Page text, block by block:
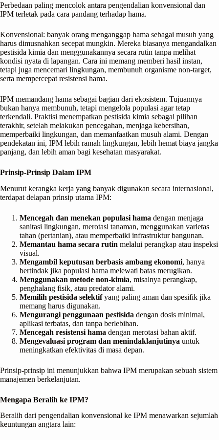
Perbedaan paling mencolok antara pengendalian konvensional dan
IPM terletak pada cara pandang terhadap hama.
Konvensional: banyak orang menganggap hama sebagai musuh yang
harus dimusnahkan secepat mungkin. Mereka biasanya mengandalkan
pestisida kimia dan menggunakannya secara rutin tanpa melihat
kondisi nyata di lapangan. Cara ini memang memberi hasil instan,
tetapi juga mencemari lingkungan, membunuh organisme non-target,
serta mempercepat resistensi hama.
IPM memandang hama sebagai bagian dari ekosistem. Tujuannya
bukan hanya membunuh, tetapi mengelola populasi agar tetap
terkendali. Praktisi menempatkan pestisida kimia sebagai pilihan
terakhir, setelah melakukan pencegahan, menjaga kebersihan,
memperbaiki lingkungan, dan memanfaatkan musuh alami. Dengan
pendekatan ini, IPM lebih ramah lingkungan, lebih hemat biaya jangka
panjang, dan lebih aman bagi kesehatan masyarakat.
Prinsip-Prinsip Dalam IPM
Menurut kerangka kerja yang banyak digunakan secara internasional,
terdapat delapan prinsip utama IPM:
Mencegah dan menekan populasi hama dengan menjaga
sanitasi lingkungan, merotasi tanaman, menggunakan varietas
tahan (pertanian), atau memperbaiki infrastruktur bangunan.
Memantau hama secara rutin melalui perangkap atau inspeksi
visual.
Mengambil keputusan berbasis ambang ekonomi, hanya
bertindak jika populasi hama melewati batas merugikan.
Menggunakan metode non-kimia, misalnya perangkap,
penghalang fisik, atau predator alami.
Memilih pestisida selektifyang paling aman dan spesifik jika
memang harus digunakan.
Mengurangi penggunaan pestisida dengan dosis minimal,
aplikasi terbatas, dan tanpa berlebihan.
Mencegah resistensi hama dengan merotasi bahan aktif.
Mengevaluasi program dan menindaklanjutinya untuk
meningkatkan efektivitas di masa depan.
Prinsip-prinsip ini menunjukkan bahwa IPM merupakan sebuah sistem
manajemen berkelanjutan.
Mengapa Beralih ke IPM?
Beralih dari pengendalian konvensional ke IPM menawarkan sejumlah
keuntungan angtara lain: